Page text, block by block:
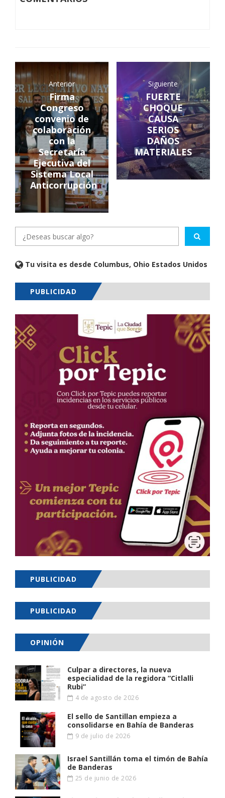
Anterior
Firma
Congreso
convenio de
colaboración
con la
Secretaría
Ejecutiva del
Sistema Local
Anticorrupción
Siguiente
FUERTE
CHOQUE
CAUSA
SERIOS
DAÑOS
MATERIALES
Tu visita es desde Columbus, Ohio Estados Unidos
PUBLICIDAD
PUBLICIDAD
PUBLICIDAD
OPINIÓN
Culpar a directores, la nueva
especialidad de la regidora “Citlalli
Rubi”
4 de agosto de 2026
El sello de Santillan empieza a
consolidarse en Bahía de Banderas
9 de julio de 2026
Israel Santillán toma el timón de Bahía
de Banderas
25 de junio de 2026